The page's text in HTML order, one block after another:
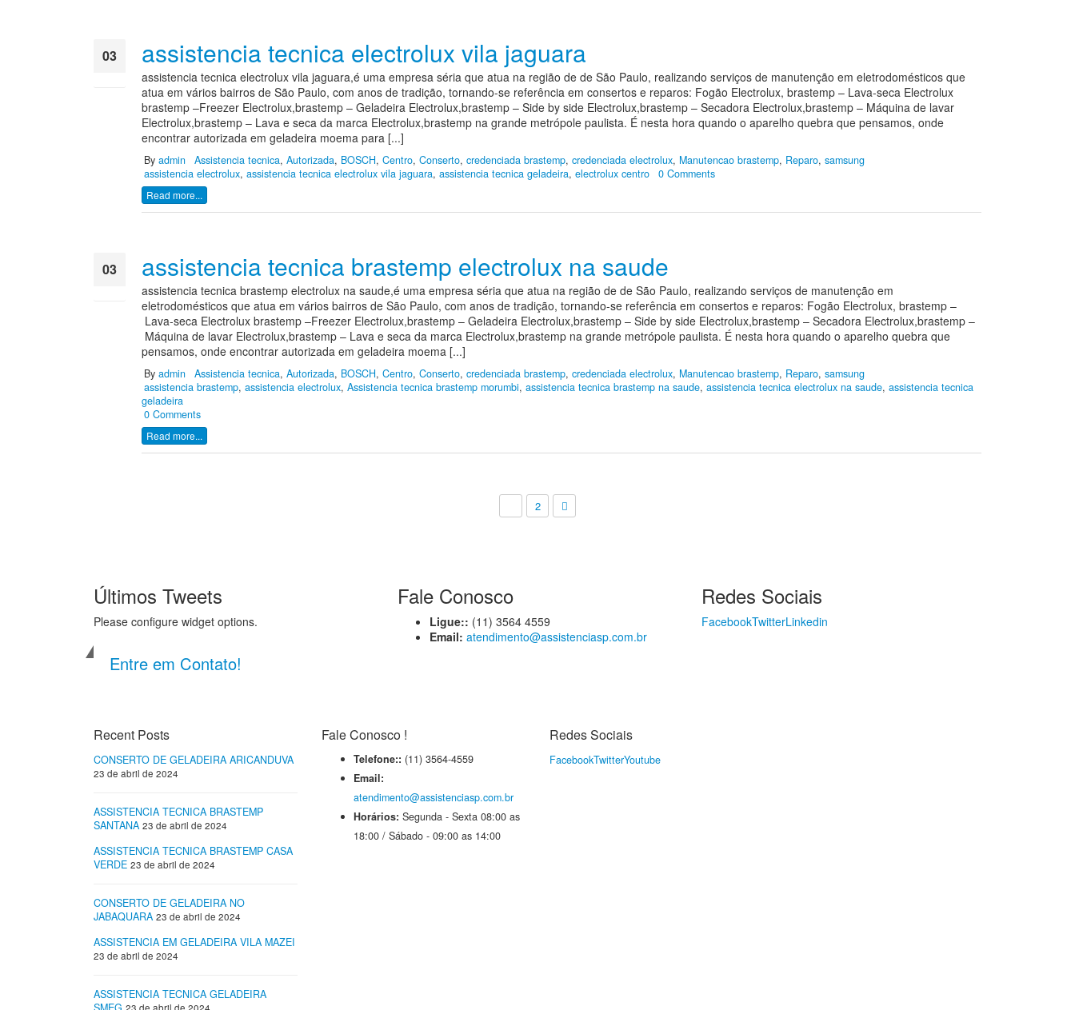
03 assistencia tecnica electrolux vila jaguara
assistencia tecnica electrolux vila jaguara,é uma empresa séria que atua na região de de São Paulo, realizando serviços de manutenção em eletrodomésticos que
atua em vários bairros de São Paulo, com anos de tradição, tornando-se referência em consertos e reparos: Fogão Electrolux, brastemp – Lava-seca Electrolux
brastemp –Freezer Electrolux,brastemp – Geladeira Electrolux,brastemp – Side by side Electrolux,brastemp – Secadora Electrolux,brastemp – Máquina de lavar
Electrolux,brastemp – Lava e seca da marca Electrolux,brastemp na grande metrópole paulista. É nesta hora quando o aparelho quebra que pensamos, onde
encontrar autorizada em geladeira moema para [...]
By admin Assistencia tecnica, Autorizada, BOSCH, Centro, Conserto, credenciada brastemp, credenciada electrolux, Manutencao brastemp, Reparo, samsung
assistencia electrolux, assistencia tecnica electrolux vila jaguara, assistencia tecnica geladeira, electrolux centro 0 Comments
Read more...
03 assistencia tecnica brastemp electrolux na saude
assistencia tecnica brastemp electrolux na saude,é uma empresa séria que atua na região de de São Paulo, realizando serviços de manutenção em
eletrodomésticos que atua em vários bairros de São Paulo, com anos de tradição, tornando-se referência em consertos e reparos: Fogão Electrolux, brastemp –
Lava-seca Electrolux brastemp –Freezer Electrolux,brastemp – Geladeira Electrolux,brastemp – Side by side Electrolux,brastemp – Secadora Electrolux,brastemp –
Máquina de lavar Electrolux,brastemp – Lava e seca da marca Electrolux,brastemp na grande metrópole paulista. É nesta hora quando o aparelho quebra que
pensamos, onde encontrar autorizada em geladeira moema [...]
By admin Assistencia tecnica, Autorizada, BOSCH, Centro, Conserto, credenciada brastemp, credenciada electrolux, Manutencao brastemp, Reparo, samsung
assistencia brastemp, assistencia electrolux, Assistencia tecnica brastemp morumbi, assistencia tecnica brastemp na saude, assistencia tecnica electrolux na saude, assistencia tecnica
geladeira
0 Comments
Read more...
2
Últimos Tweets
Please configure widget options.
Fale Conosco
Ligue:: (11) 3564 4559
Email: atendimento@assistenciasp.com.br
Redes Sociais
FacebookTwitterLinkedin
Entre em Contato!
Recent Posts
CONSERTO DE GELADEIRA ARICANDUVA
23 de abril de 2024
ASSISTENCIA TECNICA BRASTEMP
SANTANA 23 de abril de 2024
ASSISTENCIA TECNICA BRASTEMP CASA
VERDE 23 de abril de 2024
CONSERTO DE GELADEIRA NO
JABAQUARA 23 de abril de 2024
ASSISTENCIA EM GELADEIRA VILA MAZEI
23 de abril de 2024
ASSISTENCIA TECNICA GELADEIRA
Fale Conosco !
Telefone:: (11) 3564-4559
Email:
atendimento@assistenciasp.com.br
Horários: Segunda - Sexta 08:00 as
18:00 / Sábado - 09:00 as 14:00
Redes Sociais
FacebookTwitterYoutube